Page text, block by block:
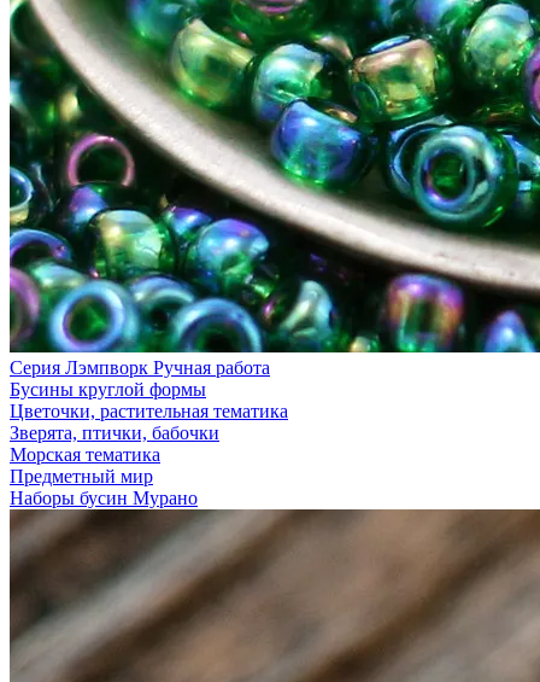
Серия Лэмпворк Ручная работа
Бусины круглой формы
Цветочки, растительная тематика
Зверята, птички, бабочки
Морская тематика
Предметный мир
Наборы бусин Мурано